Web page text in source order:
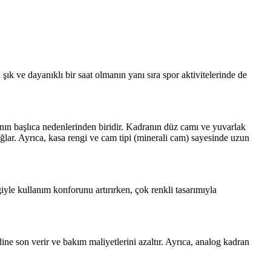
dayanıklı bir saat olmanın yanı sıra spor aktivitelerinde de
başlıca nedenlerinden biridir. Kadranın düz camı ve yuvarlak
Ayrıca, kasa rengi ve cam tipi (minerali cam) sayesinde uzun
kullanım konforunu artırırken, çok renkli tasarımıyla
son verir ve bakım maliyetlerini azaltır. Ayrıca, analog kadran